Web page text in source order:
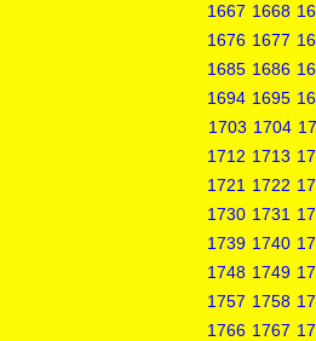
1667 1668
1676 1677
1685 1686
1694 1695
1703 1704
1712 1713
1721 1722
1730 1731
1739 1740
1748 1749
1757 1758
1766 1767